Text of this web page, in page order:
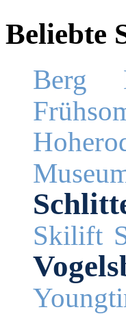
Beliebte
Berg
Skilift